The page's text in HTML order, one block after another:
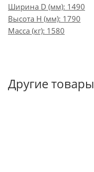
Ширина D (мм): 1490
Высота H (мм): 1790
Масса (кг): 1580
Другие товары